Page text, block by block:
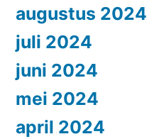
augustus 2024
juli 2024
juni 2024
mei 2024
april 2024